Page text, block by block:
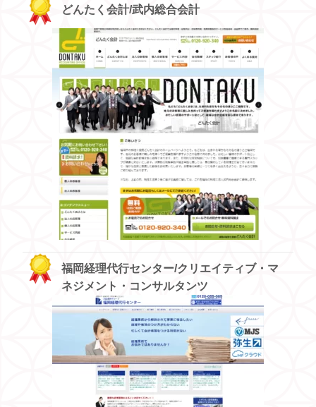
どんたく会計/武内総合会計
福岡経理代行センター/クリエイティブ・マ
ネジメント・コンサルタンツ